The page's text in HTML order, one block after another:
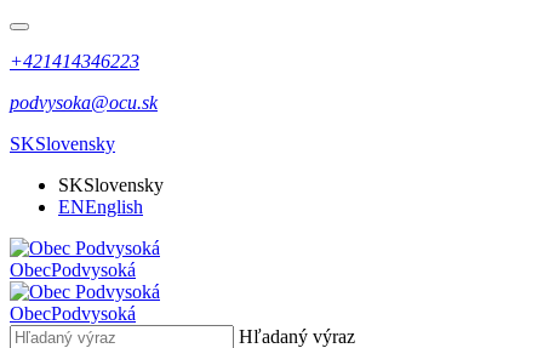
+421414346223
podvysoka@ocu.sk
SKSlovensky
SKSlovensky
ENEnglish
ObecPodvysoká
ObecPodvysoká
Hľadaný výraz